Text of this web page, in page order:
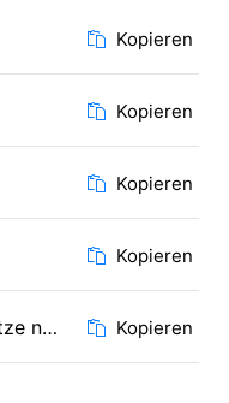
Kopieren
Kopieren
Kopieren
Kopieren
Fetter Pfeil mit runder Spitze nach rechts Kopieren